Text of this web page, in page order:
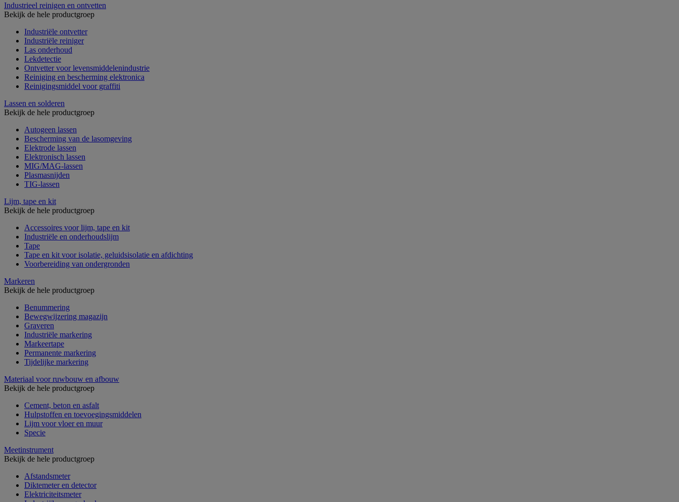
Industrieel reinigen en ontvetten
Bekijk de hele productgroep
Industriële ontvetter
Industriële reiniger
Las onderhoud
Lekdetectie
Ontvetter voor levensmiddelenindustrie
Reiniging en bescherming elektronica
Reinigingsmiddel voor graffiti
Lassen en solderen
Bekijk de hele productgroep
Autogeen lassen
Bescherming van de lasomgeving
Elektrode lassen
Elektronisch lassen
MIG/MAG-lassen
Plasmasnijden
TIG-lassen
Lijm, tape en kit
Bekijk de hele productgroep
Accessoires voor lijm, tape en kit
Industriële en onderhoudslijm
Tape
Tape en kit voor isolatie, geluidsisolatie en afdichting
Voorbereiding van ondergronden
Markeren
Bekijk de hele productgroep
Benummering
Bewegwijzering magazijn
Graveren
Industriële markering
Markeertape
Permanente markering
Tijdelijke markering
Materiaal voor ruwbouw en afbouw
Bekijk de hele productgroep
Cement, beton en asfalt
Hulpstoffen en toevoegingsmiddelen
Lijm voor vloer en muur
Specie
Meetinstrument
Bekijk de hele productgroep
Afstandsmeter
Diktemeter en detector
Elektriciteitsmeter